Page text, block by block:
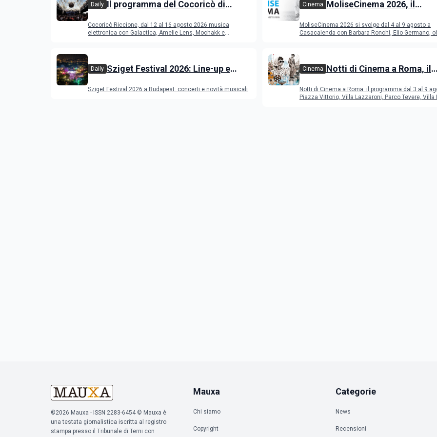
Daily Il programma del Cocoricò di
Cocoricò Riccione, dal 12 al 16 agosto 2026 musica
elettronica con Galactica, Amelie Lens, Mochakk e
Cinema MoliseCinema 2026, il
MoliseCinema 2026 si svolge dal 4 al 9 agosto a
Casacalenda con Barbara Ronchi, Elio Germano,
Daily Sziget Festival 2026: Line-up e
Sziget Festival 2026 a Budapest: concerti e novità musicali
Cinema Notti di Cinema a Roma, il
Notti di Cinema a Roma: il programma dal 3 al 9
Piazza Vittorio, Villa Lazzaroni, Parco Tevere, Villa
©2026 Mauxa - ISSN 2283-6454 © Mauxa è
una testata giornalistica iscritta al registro
stampa presso il Tribunale di Terni con
Mauxa
Chi siamo
Copyright
Categorie
News
Recensioni